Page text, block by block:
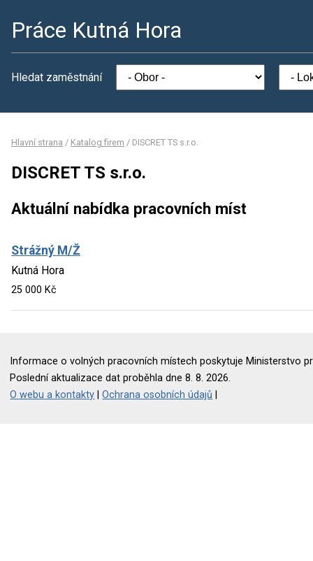
Práce Kutná Hora
Hledat zaměstnání
Hlavní strana / Katalog firem / DISCRET TS s.r.o.
DISCRET TS s.r.o.
Aktuální nabídka pracovních míst
Strážný M/Ž
Kutná Hora
25 000 Kč
Informace o volných pracovních místech poskytuje Ministerstvo
Poslední aktualizace dat proběhla dne 8. 8. 2026.
O webu a kontakty |Ochrana osobních údajů